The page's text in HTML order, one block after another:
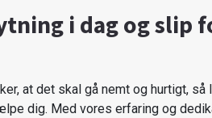
i dag og slip
at det skal gå nemt og hurtigt, så
dig. Med vores erfaring og